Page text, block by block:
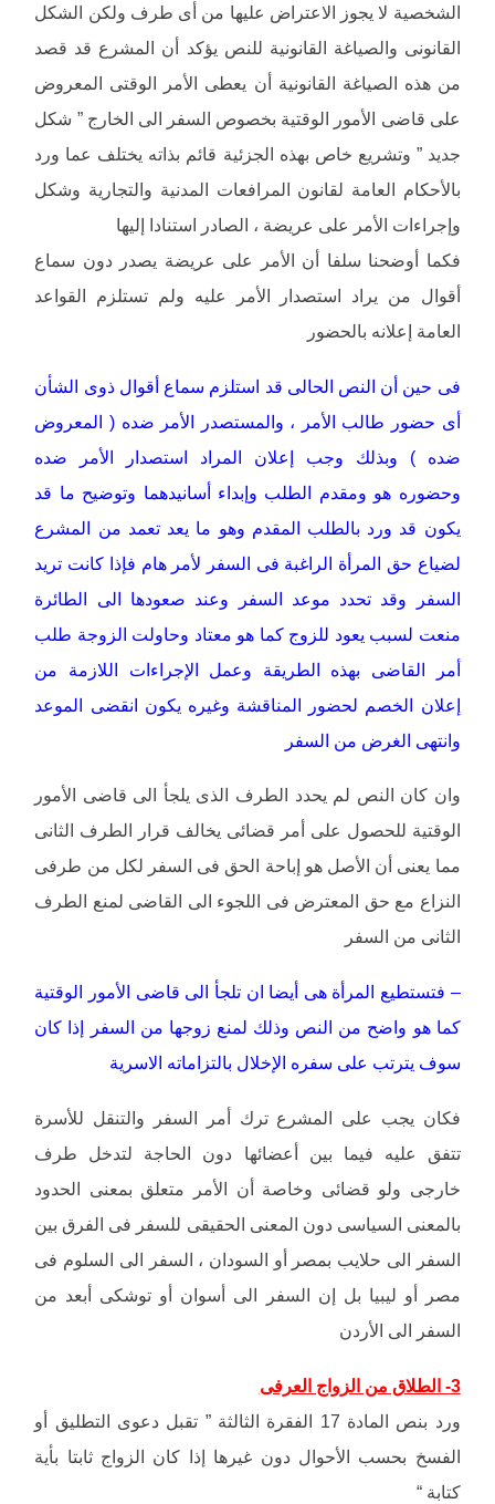
الشخصية لا يجوز الاعتراض عليها من أى طرف ولكن الشكل
القانونى والصياغة القانونية للنص يؤكد أن المشرع قد قصد
من هذه الصياغة القانونية أن يعطى الأمر الوقتى المعروض
على قاضى الأمور الوقتية بخصوص السفر الى الخارج ” شكل
جديد ” وتشريع خاص بهذه الجزئية قائم بذاته يختلف عما ورد
بالأحكام العامة لقانون المرافعات المدنية والتجارية وشكل
وإجراءات الأمر على عريضة ، الصادر استنادا إليها
فكما أوضحنا سلفا أن الأمر على عريضة يصدر دون سماع
أقوال من يراد استصدار الأمر عليه ولم تستلزم القواعد
العامة إعلانه بالحضور
فى حين أن النص الحالى قد استلزم سماع أقوال ذوى الشأن
أى حضور طالب الأمر ، والمستصدر الأمر ضده ( المعروض
ضده ) وبذلك وجب إعلان المراد استصدار الأمر ضده
وحضوره هو ومقدم الطلب وإبداء أسانيدهما وتوضيح ما قد
يكون قد ورد بالطلب المقدم وهو ما يعد تعمد من المشرع
لضياع حق المرأة الراغبة فى السفر لأمر هام فإذا كانت تريد
السفر وقد تحدد موعد السفر وعند صعودها الى الطائرة
منعت لسبب يعود للزوج كما هو معتاد وحاولت الزوجة طلب
أمر القاضى بهذه الطريقة وعمل الإجراءات اللازمة من
إعلان الخصم لحضور المناقشة وغيره يكون انقضى الموعد
وانتهى الغرض من السفر
وان كان النص لم يحدد الطرف الذى يلجأ الى قاضى الأمور
الوقتية للحصول على أمر قضائى يخالف قرار الطرف الثانى
مما يعنى أن الأصل هو إباحة الحق فى السفر لكل من طرفى
النزاع مع حق المعترض فى اللجوء الى القاضى لمنع الطرف
الثانى من السفر
– فتستطيع المرأة هى أيضا ان تلجأ الى قاضى الأمور الوقتية
كما هو واضح من النص وذلك لمنع زوجها من السفر إذا كان
سوف يترتب على سفره الإخلال بالتزاماته الاسرية
فكان يجب على المشرع ترك أمر السفر والتنقل للأسرة
تتفق عليه فيما بين أعضائها دون الحاجة لتدخل طرف
خارجى ولو قضائى وخاصة أن الأمر متعلق بمعنى الحدود
بالمعنى السياسى دون المعنى الحقيقى للسفر فى الفرق بين
السفر الى حلايب بمصر أو السودان ، السفر الى السلوم فى
مصر أو ليبيا بل إن السفر الى أسوان أو توشكى أبعد من
السفر الى الأردن
3- الطلاق من الزواج العرفى
ورد بنص المادة 17 الفقرة الثالثة ” تقبل دعوى التطليق أو
الفسخ بحسب الأحوال دون غيرها إذا كان الزواج ثابتا بأية
كتابة “